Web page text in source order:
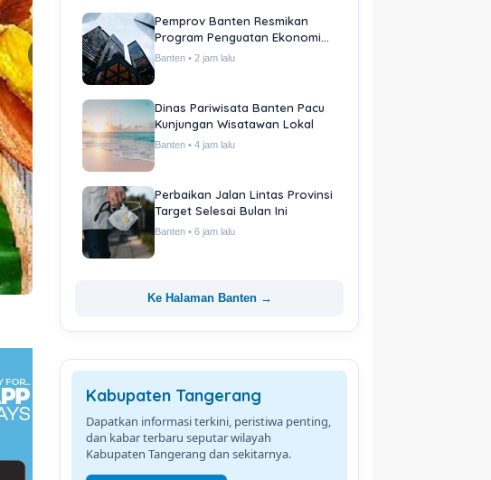
Pemprov Banten Resmikan
Program Penguatan Ekonomi
Daerah
Banten • 2 jam lalu
Dinas Pariwisata Banten Pacu
Kunjungan Wisatawan Lokal
Banten • 4 jam lalu
Perbaikan Jalan Lintas Provinsi
Target Selesai Bulan Ini
Banten • 6 jam lalu
Ke Halaman Banten →
Kabupaten Tangerang
Dapatkan informasi terkini, peristiwa penting,
dan kabar terbaru seputar wilayah
Kabupaten Tangerang dan sekitarnya.